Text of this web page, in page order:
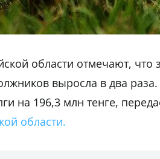
области отмечают, что
выросла в два
на 196,3 млн тенге,
области.